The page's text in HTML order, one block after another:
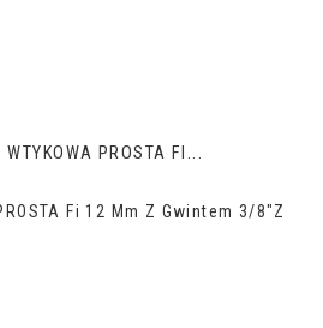
Fi 12 Mm Z Gwintem 3/8"Z